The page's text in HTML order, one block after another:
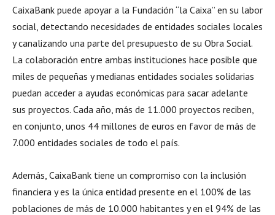
CaixaBank puede apoyar a la Fundación “la Caixa” en su labor
social, detectando necesidades de entidades sociales locales
y canalizando una parte del presupuesto de su Obra Social.
La colaboración entre ambas instituciones hace posible que
miles de pequeñas y medianas entidades sociales solidarias
puedan acceder a ayudas económicas para sacar adelante
sus proyectos. Cada año, más de 11.000 proyectos reciben,
en conjunto, unos 44 millones de euros en favor de más de
7.000 entidades sociales de todo el país.
Además, CaixaBank tiene un compromiso con la inclusión
financiera y es la única entidad presente en el 100% de las
poblaciones de más de 10.000 habitantes y en el 94% de las